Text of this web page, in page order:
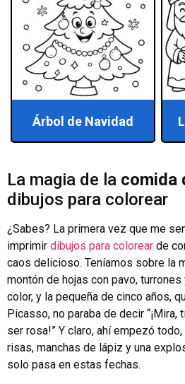
Árbol de Navidad
La magia de la comida
dibujos para colorear
¿Sabes? La primera vez que me
imprimir dibujos para colorear de
caos delicioso. Teníamos sobre la
montón de hojas con pavo,
color, y la pequeña de cinco años,
Picasso, no paraba de decir
ser rosa!” Y claro, ahí empezó
risas, manchas de lápiz y una
solo pasa en estas fechas.